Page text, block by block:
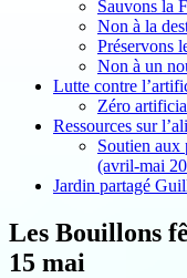
Sauvons la
Non à la
Préservons
Non à un
Lutte contre
Zéro
Ressources sur
Soutien aux
(avril-mai
Jardin partagé
Les Bouillons
15 mai